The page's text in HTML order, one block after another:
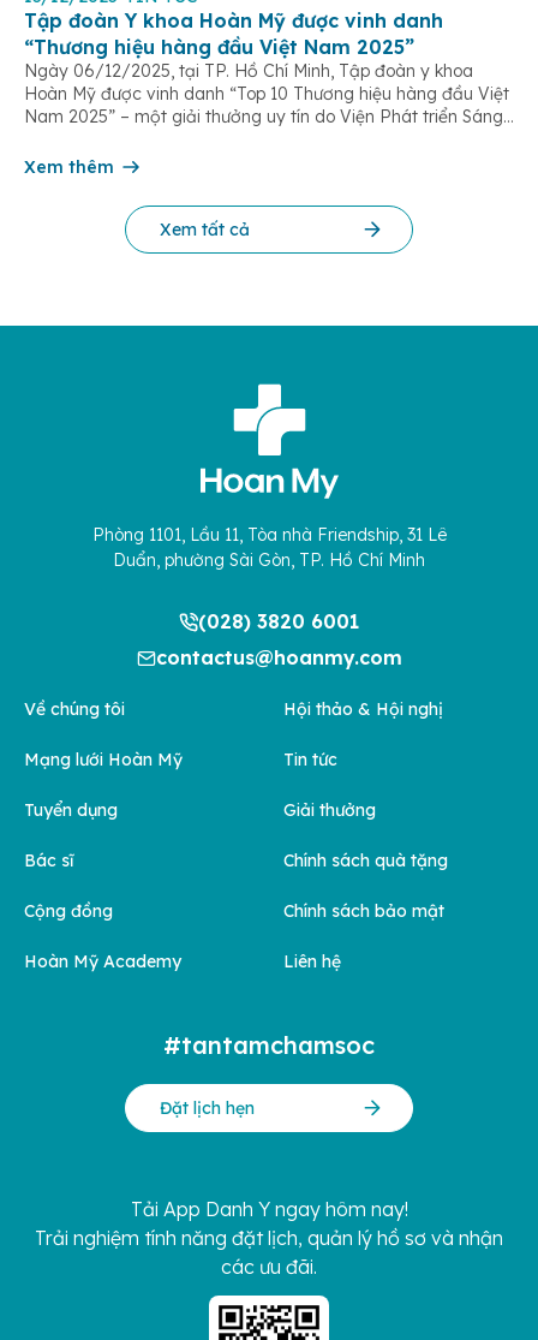
Tập đoàn Y khoa Hoàn Mỹ được vinh danh
“Thương hiệu hàng đầu Việt Nam 2025”
Ngày 06/12/2025, tại TP. Hồ Chí Minh, Tập đoàn y khoa
Hoàn Mỹ được vinh danh “Top 10 Thương hiệu hàng đầu Việt
Nam 2025” – một giải thưởng uy tín do Viện Phát triển Sáng
cứu Phát triển Doanh nghiệp Châu Á […]
Xem thêm
Xem tất cả
Phòng 1101, Lầu 11, Tòa nhà Friendship, 31 Lê
Duẩn, phường Sài Gòn, TP. Hồ Chí Minh
(028) 3820 6001
contactus@hoanmy.com
Về chúng tôi
Mạng lưới Hoàn Mỹ
Tuyển dụng
Bác sĩ
Cộng đồng
Hoàn Mỹ Academy
Hội thảo & Hội nghị
Tin tức
Giải thưởng
Chính sách quà tặng
Chính sách bảo mật
Liên hệ
#tantamchamsoc
Đặt lịch hẹn
Tải App Danh Y ngay hôm nay!
Trải nghiệm tính năng đặt lịch, quản lý hồ sơ và nhận
các ưu đãi.